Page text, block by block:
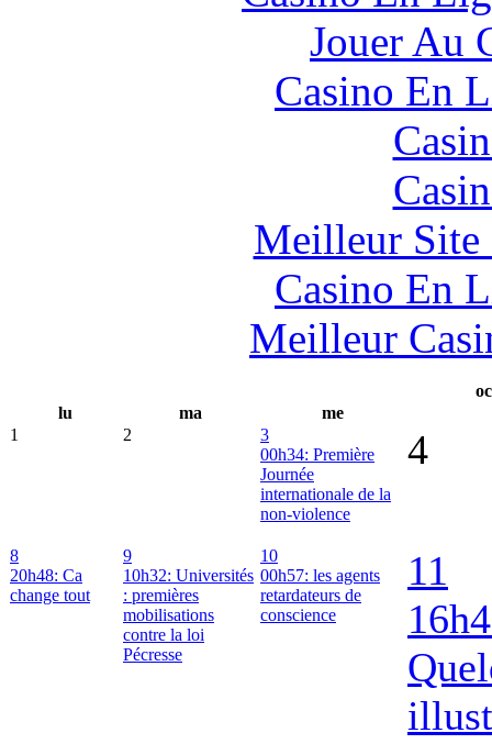
Jouer Au
Casino En
Meilleur Site
Casino En
Meilleur
lu
ma
me
1
2
3
00h34: Première
Journée
internationale de la
non-violence
4
8
20h48: Ca
change tout
9
10h32: Universités
: premières
mobilisations
contre la loi
Pécresse
10
00h57: les agents
retardateurs de
conscience
11